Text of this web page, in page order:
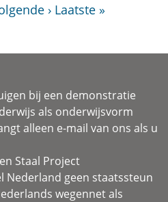
› Laatste »
bij een demonstratie
als onderwijsvorm
alleen e-mail van ons als u
Staal Project
Nederland geen staatssteun
wegennet als